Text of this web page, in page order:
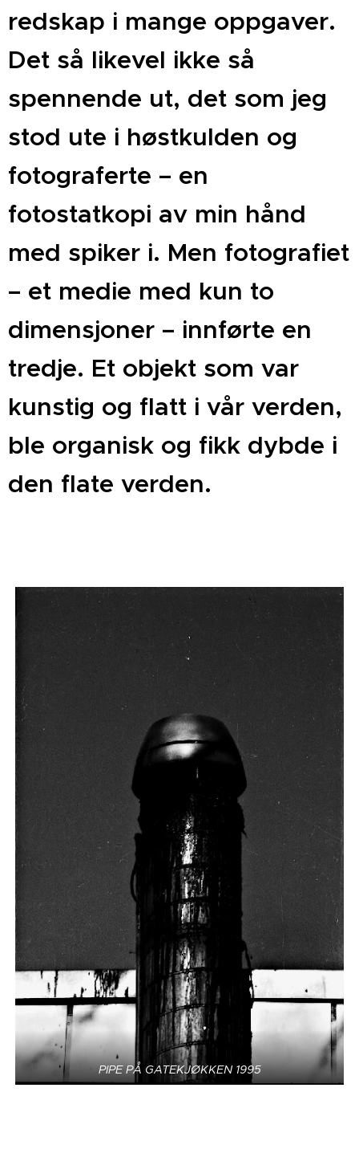
redskap i mange oppgaver.
Det så likevel ikke så
spennende ut, det som jeg
stod ute i høstkulden og
fotograferte – en
fotostatkopi av min hånd
med spiker i. Men fotografiet
– et medie med kun to
dimensjoner – innførte en
tredje. Et objekt som var
kunstig og flatt i vår verden,
ble organisk og fikk dybde i
den flate verden.
PIPE PÅ GATEKJØKKEN 1995